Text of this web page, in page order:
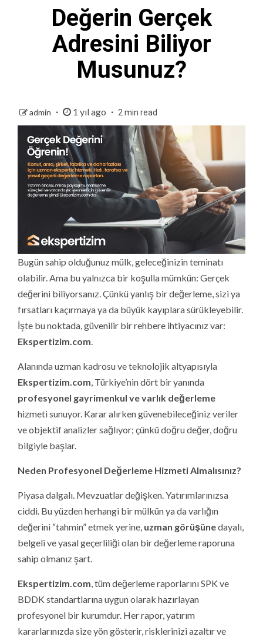
Değerin Gerçek
Adresini Biliyor
Musunuz?
admin 1 yıl ago 2 min read
Bugün sahip olduğunuz mülk, geleceğinizin teminatı
olabilir. Ama bu yalnızca bir koşulla mümkün: Gerçek
değerini biliyorsanız. Çünkü yanlış bir değerleme, sizi ya
fırsatları kaçırmaya ya da büyük kayıplara sürükleyebilir.
İşte bu noktada, güvenilir bir rehbere ihtiyacınız var:
Ekspertizim.com
Alanında uzman kadrosu ve teknolojik altyapısıyla
Ekspertizim.com , Türkiye’nin dört bir yanında
profesyonel gayrimenkul ve varlık değerleme
hizmeti sunuyor. Karar alırken güvenebileceğiniz veriler
ve objektif analizler sağlıyor; çünkü doğru değer, doğru
bilgiyle başlar.
Neden Profesyonel Değerleme Hizmeti Almalısınız?
Piyasa dalgalı. Mevzuatlar değişken. Yatırımlarınızsa
ciddi. Bu yüzden herhangi bir mülkün ya da varlığın
değerini “tahmin” etmek yerine, uzman görüşünedayalı,
belgeli ve yasal geçerliliği olan bir değerleme raporuna
sahip olmanız şart.
Ekspertizim.com , tüm değerleme raporlarını SPK ve
BDDK standartlarına uygun olarak hazırlayan
profesyonel bir kurumdur. Her rapor, yatırım
kararlarınızda size yön gösterir, risklerinizi azaltır ve